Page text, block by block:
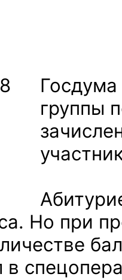
группы
Но при
в